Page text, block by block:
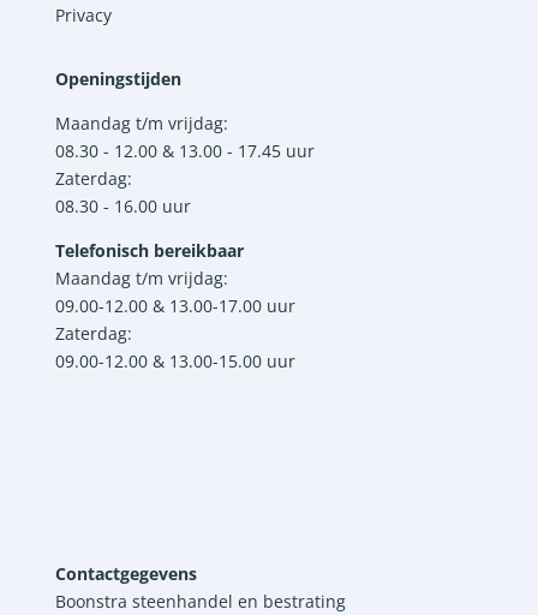
Privacy
Openingstijden
Maandag t/m vrijdag:
08.30 - 12.00 & 13.00 - 17.45 uur
Zaterdag:
08.30 - 16.00 uur
Telefonisch bereikbaar
Maandag t/m vrijdag:
09.00-12.00 & 13.00-17.00 uur
Zaterdag:
09.00-12.00 & 13.00-15.00 uur
Contactgegevens
Boonstra steenhandel en bestrating